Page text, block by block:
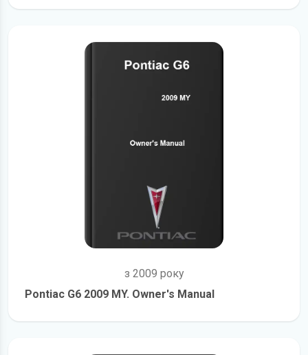
з 2009 року
Pontiac G6 2009 MY. Owner's Manual